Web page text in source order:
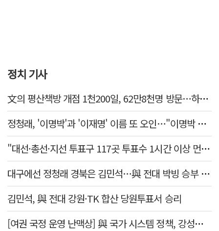
정치 기사
文의 평산책방 개점 1천200일, 62만8천명 방문…하루 평균 500명↑
정청래, '이명박'과 '이재명' 이름 또 오인…"이명박 대통령 임기안에 반도체 제품 출시"
"대선·총선·지선 투표구 117곳 투표수 1시간 이상 먼저 입력"
대구에선 정청래 경북은 김민석…與 전대 박빙 승부 이어간다
김민석, 與 전대 강원·TK 합산 당원투표서 승리
[여권 국정 운영 난맥상] 與 국가 시스템 정책, 강성층 결집에 의존